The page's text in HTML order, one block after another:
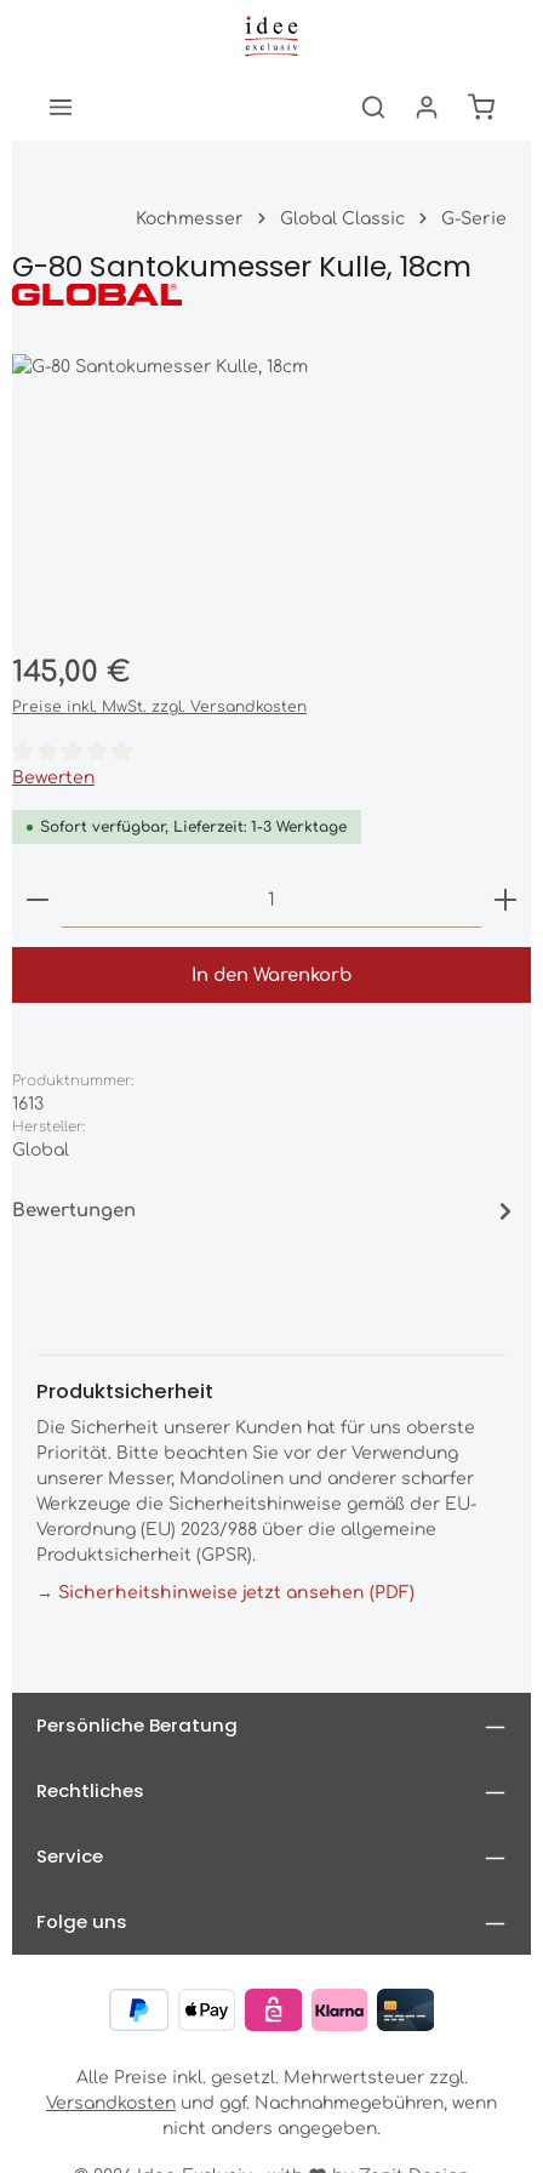
Zum Hauptinhalt springen
Kochmesser Global Classic G-Serie
G-80 Santokumesser Kulle, 18cm
Bildergalerie überspringen
Regulärer Preis:
145,00 €
Preise inkl. MwSt. zzgl. Versandkosten
Durchschnittliche Bewertung von 0 von 5 Sternen
Bewerten
Sofort verfügbar, Lieferzeit: 1-3 Werktage
Produkt Anzahl: Gib den gewünschten Wert
In den Warenkorb
Produktnummer:
1613
Hersteller:
Global
Bewertungen
Produktsicherheit
Die Sicherheit unserer Kunden hat für uns oberste
Priorität. Bitte beachten Sie vor der Verwendung
unserer Messer, Mandolinen und anderer scharfer
Werkzeuge die Sicherheitshinweise gemäß der EU-
Verordnung (EU) 2023/988 über die allgemeine
Produktsicherheit (GPSR).
→ Sicherheitshinweise jetzt ansehen (PDF)
Persönliche Beratung
Rechtliches
Service
Folge uns
Alle Preise inkl. gesetzl. Mehrwertsteuer zzgl.
Versandkosten und ggf. Nachnahmegebühren, wenn
nicht anders angegeben.